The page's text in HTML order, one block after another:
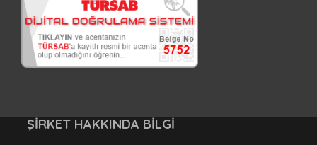
ŞIRKET HAKKINDA BILGI